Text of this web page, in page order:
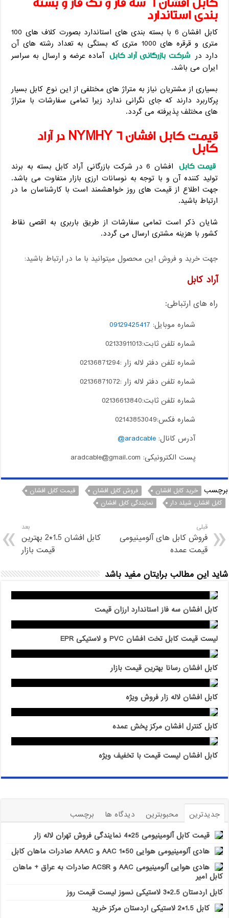
بندی استاندارد
کابل افشان 6 با بسته بندی های استاندارد بصورت کلاف های 100
متری و قرقره های 1000 متری که بستگی به تعداد رشته های آن
دارد در شرکت بازرگانی آراد کابل آماده عرضه و ارسال به سراسر
ایران می باشد.
بسیاری از مشتریان نیاز به متراژ های مختلفی از این نوع کابل بسیار
پرکاربرد دارند که جای نگرانی ندارد زیرا تمامی سفارشات با متراژ
های مختلف پذیرفته می گردد.
قیمت کابل افشان 6 NYMHY در آراد
کابل
قیمت کابل
افشان 6 در شرکت بازرگانی آراد کابل بسته به برند
تولید کننده آن و با توجه به نوسانات ارزی بازار متفاوت می باشد.
جهت اطلاع از قیمت های روز خواهشمند است با کارشناسان ما در
ارتباط باشید.
شایان ذکر است تمامی سفارشات از طریق باربری به اقصی نقاط
کشور با هزینه مشتری ارسال می گردد.
جهت خرید و فروش این محصول میتوانید با ما در ارتباط باشید:
آراد کابل
راه های ارتباطی:
شماره موبایل: 09129425417
شماره تلفن ثابت:02133911013
شماره تلفن دفتر لاله زار :02136871294
شماره تلفن دفتر لاله زار :02136871072
شماره تلفن ثابت:02136613840
شماره فکس:02143853049
آدرس کانال:aradcable@
پست الکترونیکی: aradcable@gmail.com
برچسب خرید کابل افشان فروش کابل افشان
قیمت کابل افشان
کابل افشان شیلد دار
نمایندگی کابل افشان
قبلی
فروش کابل های آلومینیومی
قیمت عمده
بعد
کابل افشان 1.5*2 بهترین
قیمت بازار
شاید این مطالب برایتان مفید باشد
کابل افشان سه فاز استاندارد ارزان قیمت
لیست قیمت کابل تخت افشان PVC و لاستیکی EPR
کابل افشان رسانا بهترین قیمت بازار
کابل افشان لاله زار فروش ویژه
کابل کنترل افشان مرکز پخش عمده
کابل افشان لیست قیمت با تخفیف ویژه
جدیدترین محبوبترین دیدگاه ها
برچسب
قیمت کابل آلومینیومی 25*4 نمایندگی فروش تهران لاله زار
هادی آلومینیومی هوایی 50*1 AAC و AAAC صادرات ماهان کابل
هادی هوایی آلومینیومی AAC و ACSR صادرات به عراق + ماهان
کابل امیر
کابل اردستان 2.5*3 لاستیکی نسوز لیست قیمت روز
کابل 1.5*2 لاستیکی اردستان مرکز خرید